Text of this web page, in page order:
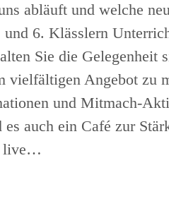
abläuft und welche
6. Klässlern
Sie die Gelegenheit
vielfältigen Angebot zu
und Mitmach-
auch ein Café zur
live…